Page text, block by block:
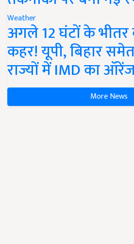
Weather
अगले 12 घंटों के भीतर
कहर! यूपी, बिहार
राज्यों में IMD का
More News